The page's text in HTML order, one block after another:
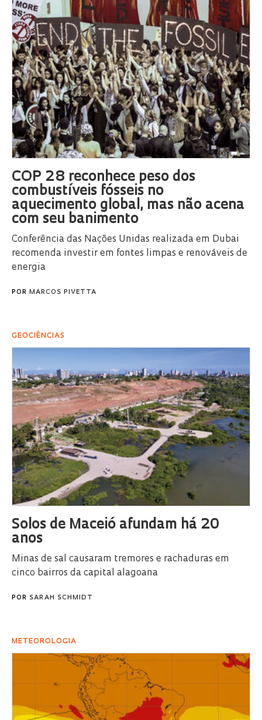
COP 28 reconhece peso dos
combustíveis fósseis no
aquecimento global, mas não acena
com seu banimento
Conferência das Nações Unidas realizada em Dubai
recomenda investir em fontes limpas e renováveis de
energia
POR MARCOS PIVETTA
GEOCIÊNCIAS
Solos de Maceió afundam há 20
anos
Minas de sal causaram tremores e rachaduras em
cinco bairros da capital alagoana
POR SARAH SCHMIDT
METEOROLOGIA